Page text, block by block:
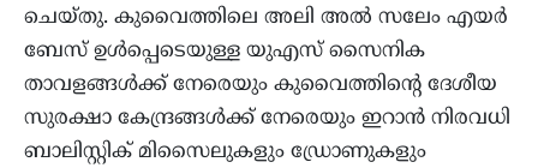
ചെയ്തു. കുവൈത്തിലെ അലി അൽ സലേം എയർ
ബേസ് ഉൾപ്പെടെയുള്ള യുഎസ് സൈനിക
താവളങ്ങൾക്ക് നേരെയും കുവൈത്തിന്റെ ദേശീയ
സുരക്ഷാ കേന്ദ്രങ്ങൾക്ക് നേരെയും ഇറാൻ നിരവധി
ബാലിസ്റ്റിക് മിസൈലുകളും ഡ്രോണുകളും